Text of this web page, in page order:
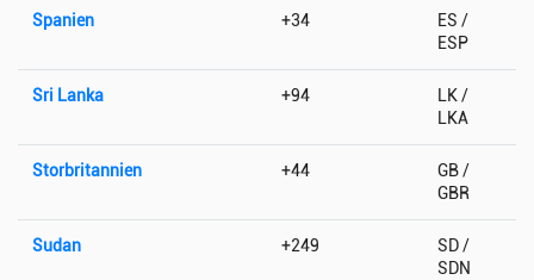
Spanien +34
ES /
ESP
Sri Lanka +94
LK /
LKA
Storbritannien +44
GB /
GBR
Sudan +249
SD /
SDN